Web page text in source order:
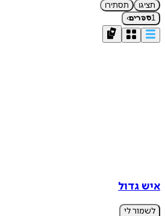
תציגו
תסתירו
1ספרים›
איש גדול
לשמור לי